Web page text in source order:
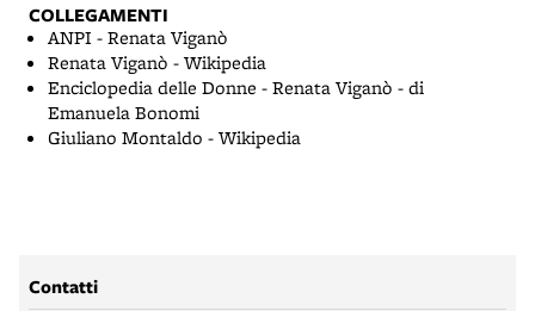
COLLEGAMENTI
ANPI - Renata Viganò
Renata Viganò - Wikipedia
Enciclopedia delle Donne - Renata Viganò - di
Emanuela Bonomi
Giuliano Montaldo - Wikipedia
Contatti